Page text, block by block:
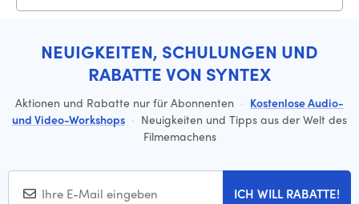
NEUIGKEITEN, SCHULUNGEN UND
RABATTE VON SYNTEX
Aktionen und Rabatte nur für Abonnenten · Kostenlose Audio-
und Video-Workshops · Neuigkeiten und Tipps aus der Welt des
Filmemachens
ICH WILL RABATTE!